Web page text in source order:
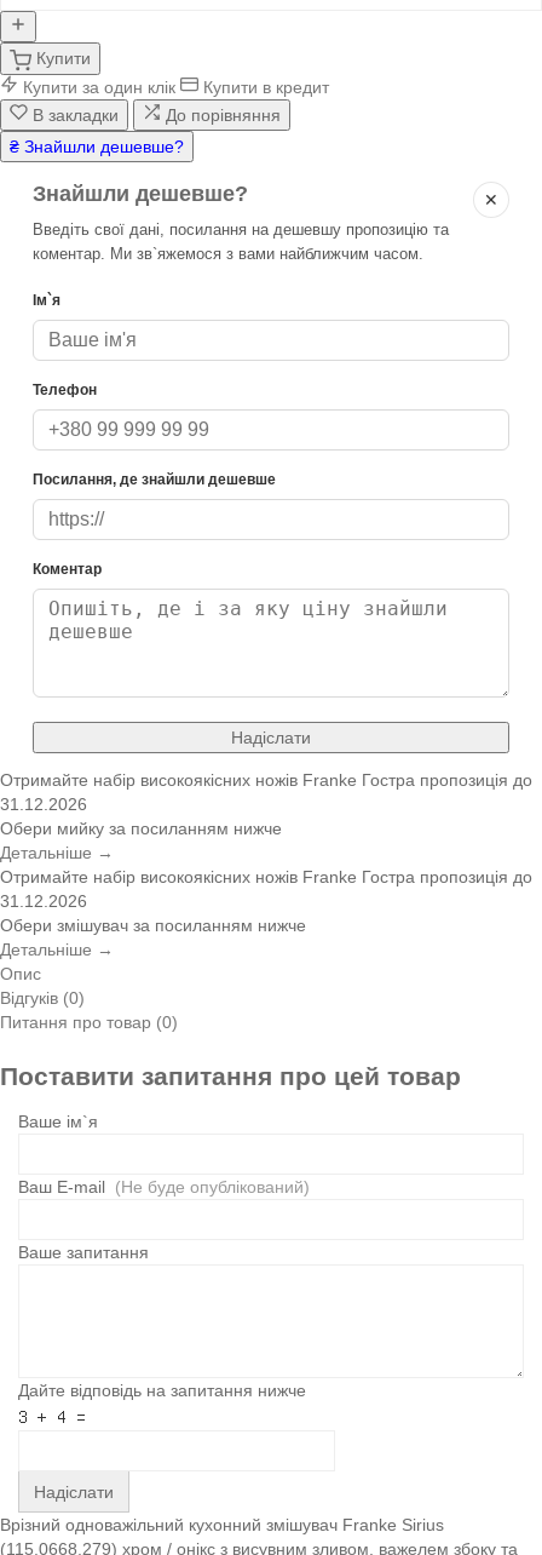
Купити
Купити за один клік
Купити в кредит
В закладки
До порівняння
₴ Знайшли дешевше?
✕
Знайшли дешевше?
Введіть свої дані, посилання на дешевшу пропозицію та
коментар. Ми зв`яжемося з вами найближчим часом.
Ім`я
Телефон
Посилання, де знайшли дешевше
Коментар
Надіслати
Отримайте набір високоякісних ножів Franke Гостра пропозиція до
31.12.2026
Обери мийку за посиланням нижче
Детальніше →
Отримайте набір високоякісних ножів Franke Гостра пропозиція до
31.12.2026
Обери змішувач за посиланням нижче
Детальніше →
Опис
Відгуків (0)
Питання про товар (0)
Поставити запитання про цей товар
Ваше ім`я
Ваш E-mail (Не буде опублікований)
Ваше запитання
Дайте відповідь на запитання нижче
Надіслати
Врізний одноважільний кухонний змішувач Franke Sirius
(115.0668.279) хром / онікс з висувним зливом, важелем збоку та